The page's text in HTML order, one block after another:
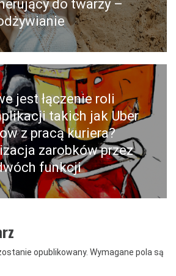
do twarzy –
jest łączenie roli
takich jak Uber
z pracą kuriera?
zarobków przez
funkcji
opublikowany. Wymagane pola są